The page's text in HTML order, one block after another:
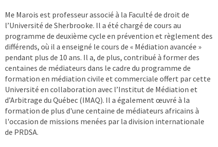
Me Marois est professeur associé à la Faculté de droit de
l’Université de Sherbrooke. Il a été chargé de cours au
programme de deuxième cycle en prévention et règlement des
différends, où il a enseigné le cours de « Médiation avancée »
pendant plus de 10 ans. Il a, de plus, contribué à former des
centaines de médiateurs dans le cadre du programme de
formation en médiation civile et commerciale offert par cette
Université en collaboration avec l’Institut de Médiation et
d’Arbitrage du Québec (IMAQ). Il a également œuvré à la
formation de plus d'une centaine de médiateurs africains à
l'occasion de missions menées par la division internationale
de PRDSA.